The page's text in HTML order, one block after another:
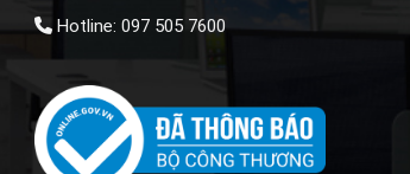
Hotline: 097 505 7600